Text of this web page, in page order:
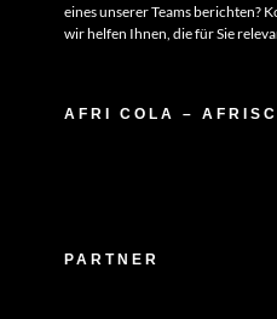
eines unserer Teams berichten?
wir helfen Ihnen, die für Sie
AFRI COLA –
PARTNER